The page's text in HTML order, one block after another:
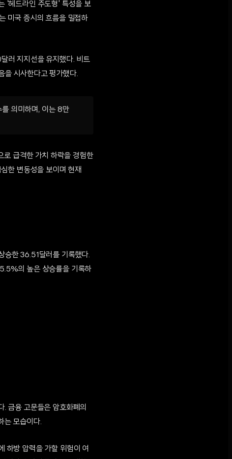
'헤드라인 주도형' 특성을 보
미국 증시의 흐름을 밀접하
러 지지선을 유지했다. 비트
을 시사한다고 평가했다.
의미하며, 이는 8만
급격한 가치 하락을 경험한
한 변동성을 보이며 현재
한 36.51달러를 기록했다.
의 높은 상승률을 기록하
금융 고문들은 암호화폐의
는 모습이다.
하방 압력을 가할 위험이 여